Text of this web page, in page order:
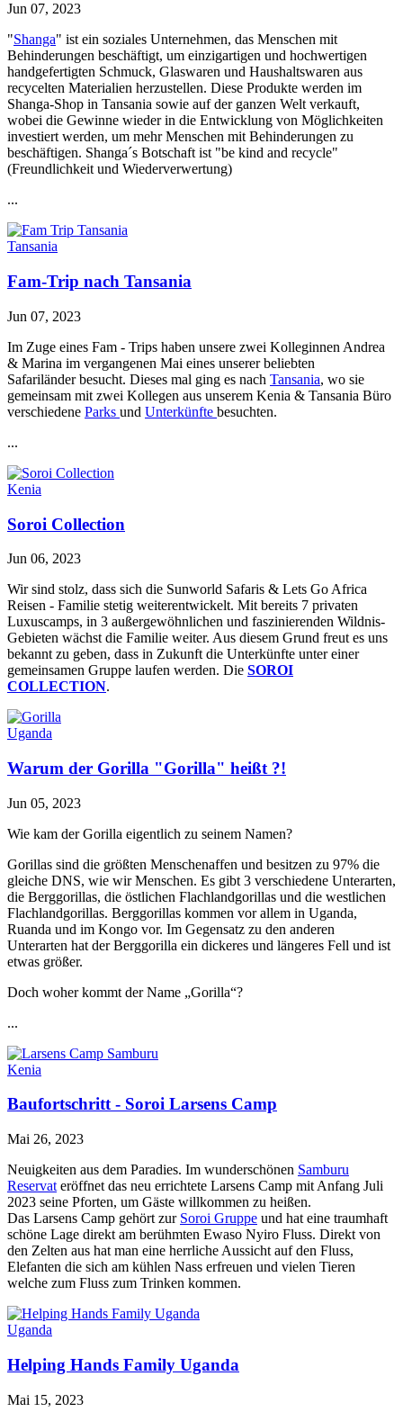
Jun 07, 2023
"Shanga" ist ein soziales Unternehmen, das Menschen mit
Behinderungen beschäftigt, um einzigartigen und hochwertigen
handgefertigten Schmuck, Glaswaren und Haushaltswaren aus
recycelten Materialien herzustellen. Diese Produkte werden im
Shanga-Shop in Tansania sowie auf der ganzen Welt verkauft,
wobei die Gewinne wieder in die Entwicklung von Möglichkeiten
investiert werden, um mehr Menschen mit Behinderungen zu
beschäftigen. Shanga´s Botschaft ist "be kind and recycle"
(Freundlichkeit und Wiederverwertung)
...
Tansania
Fam-Trip nach Tansania
Jun 07, 2023
Im Zuge eines Fam - Trips haben unsere zwei Kolleginnen Andrea
& Marina im vergangenen Mai eines unserer beliebten
Safariländerbesucht. Dieses mal ging es nach Tansania, wo sie
gemeinsam mit zwei Kollegen aus unserem Kenia & Tansania Büro
verschiedene Parks und Unterkünfte besuchten.
...
Kenia
Soroi Collection
Jun 06, 2023
Wir sind stolz, dass sich die Sunworld Safaris & Lets Go Africa
Reisen - Familie stetig weiterentwickelt. Mit bereits 7 privaten
Luxuscamps, in 3 außergewöhnlichen und faszinierenden Wildnis-
Gebieten wächst die Familie weiter. Aus diesem Grund freut es uns
bekannt zu geben, dass in Zukunft die Unterkünfte unter einer
gemeinsamen Gruppe laufen werden. Die SOROI
COLLECTION.
Uganda
Warum der Gorilla "Gorilla" heißt ?!
Jun 05, 2023
Wie kam der Gorilla eigentlich zu seinem Namen?
Gorillas sind die größten Menschenaffen und besitzen zu 97% die
gleiche DNS, wie wir Menschen. Es gibt 3 verschiedene Unterarten,
die Berggorillas, die östlichen Flachlandgorillas und die westlichen
Flachlandgorillas. Berggorillas kommen vor allem in Uganda,
Ruanda und im Kongo vor. Im Gegensatz zu den anderen
Unterarten hat der Berggorilla ein dickeres und längeres Fell und ist
etwas größer.
Doch woher kommt der Name „Gorilla“?
...
Kenia
Baufortschritt - Soroi Larsens Camp
Mai 26, 2023
Neuigkeiten aus dem Paradies. Im wunderschönen Samburu
Reservat eröffnet das neu errichtete Larsens Camp mit Anfang Juli
2023 seine Pforten, um Gäste willkommen zu heißen.
Das Larsens Camp gehört zur Soroi Gruppe und hat eine traumhaft
schöne Lage direkt am berühmten Ewaso Nyiro Fluss. Direkt von
den Zelten aus hat man eine herrliche Aussicht auf den Fluss,
Elefanten die sich am kühlen Nass erfreuen und vielen Tieren
welche zum Fluss zum Trinken kommen.
Uganda
Helping Hands Family Uganda
Mai 15, 2023